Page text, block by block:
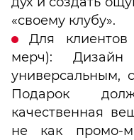
«своему клубу».
Для
мерч):
универсальным,
Подарок
качественная
не как промо-